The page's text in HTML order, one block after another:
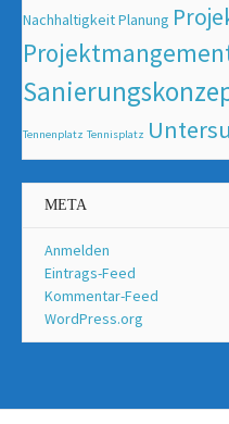
NachhaltigkeitPlanung
Tennenplatz Tennisplatz
META
Anmelden
Eintrags-Feed
Kommentar-Feed
WordPress.org